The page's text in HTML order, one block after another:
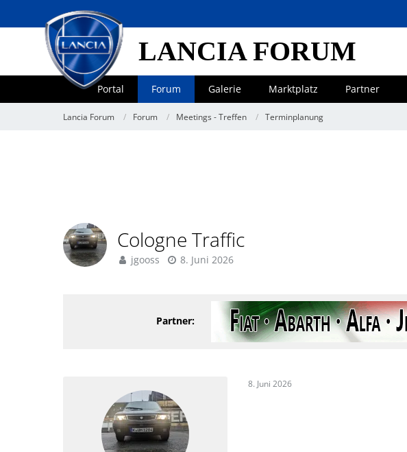
LANCIA FORUM
Portal Forum Galerie Marktplatz Partner
Lancia Forum Forum Meetings - Treffen Terminplanung
Cologne Traffic
jgooss 8. Juni 2026
Partner:
8. Juni 2026